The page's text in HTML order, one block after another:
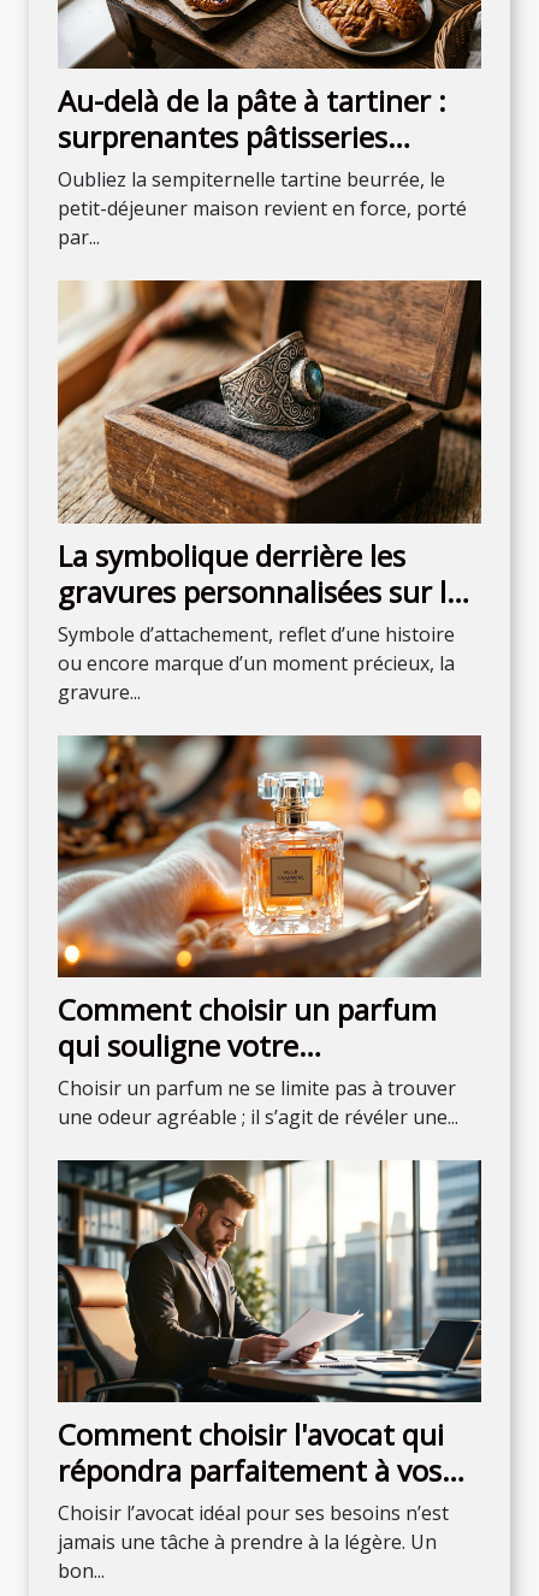
Au-delà de la pâte à tartiner :
surprenantes pâtisseries
maison pour débuter la journée
Oubliez la sempiternelle tartine beurrée, le
petit-déjeuner maison revient en force, porté
par...
La symbolique derrière les
gravures personnalisées sur les
bijoux
Symbole d’attachement, reflet d’une histoire
ou encore marque d’un moment précieux, la
gravure...
Comment choisir un parfum
qui souligne votre
personnalité?
Choisir un parfum ne se limite pas à trouver
une odeur agréable ; il s’agit de révéler une...
Comment choisir l'avocat qui
répondra parfaitement à vos
attentes ?
Choisir l’avocat idéal pour ses besoins n’est
jamais une tâche à prendre à la légère. Un
bon...